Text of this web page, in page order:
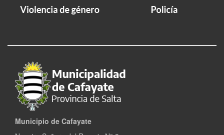
Municipio de Cafayate